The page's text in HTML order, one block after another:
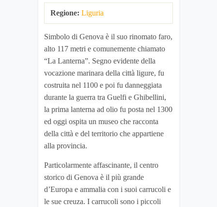
Regione: Liguria
Simbolo di Genova è il suo rinomato faro,
alto 117 metri e comunemente chiamato
“La Lanterna”. Segno evidente della
vocazione marinara della città ligure, fu
costruita nel 1100 e poi fu danneggiata
durante la guerra tra Guelfi e Ghibellini,
la prima lanterna ad olio fu posta nel 1300
ed oggi ospita un museo che racconta
della città e del territorio che appartiene
alla provincia.
Particolarmente affascinante, il centro
storico di Genova è il più grande
d’Europa e ammalia con i suoi carrucoli e
le sue creuza. I carrucoli sono i piccoli